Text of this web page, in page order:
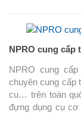
NPRO cung cấp
NPRO cung
chuyên cung cấp
cu… trên toàn
đựng dụng cụ